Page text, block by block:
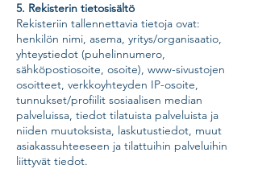
5. Rekisterin tietosisältö
Rekisteriin tallennettavia tietoja ovat:
henkilön nimi, asema, yritys/organisaatio,
yhteystiedot (puhelinnumero,
sähköpostiosoite, osoite), www-sivustojen
osoitteet, verkkoyhteyden IP-osoite,
tunnukset/profiilit sosiaalisen median
palveluissa, tiedot tilatuista palveluista ja
niiden muutoksista, laskutustiedot, muut
asiakassuhteeseen ja tilattuihin palveluihin
liittyvät tiedot.